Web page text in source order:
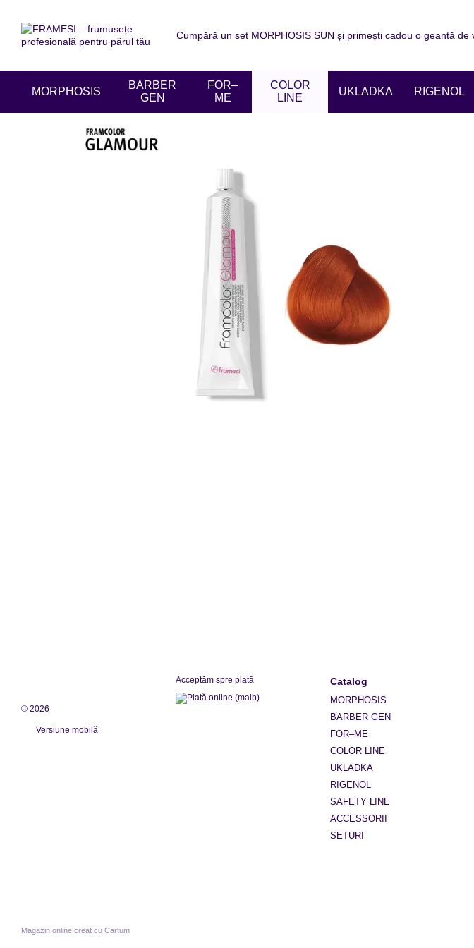
Cumpără un set MORPHOSIS SUN și primești cadou o geantă de
MORPHOSIS
BARBER
GEN
FOR–
ME
COLOR
LINE
UKLADKA RIGENOL
© 2026
Versiune mobilă
Magazin online creat cu Cartum
Acceptăm spre plată Catalog
MORPHOSIS
BARBER GEN
FOR–ME
COLOR LINE
UKLADKA
RIGENOL
SAFETY LINE
ACCESSORII
SETURI